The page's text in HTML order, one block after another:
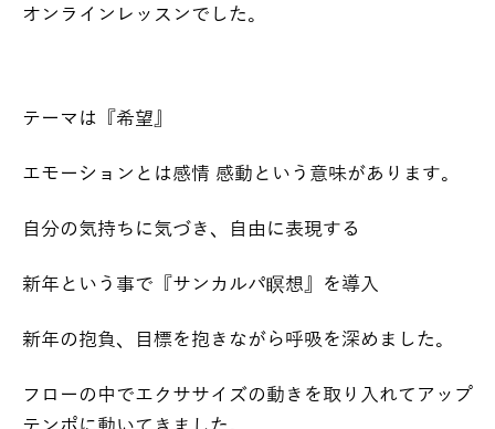
オンラインレッスンでした。
テーマは『希望』
エモーションとは感情 感動という意味があります。
自分の気持ちに気づき、自由に表現する
新年という事で『サンカルパ瞑想』を導入
新年の抱負、目標を抱きながら呼吸を深めました。
フローの中でエクササイズの動きを取り入れてアップ